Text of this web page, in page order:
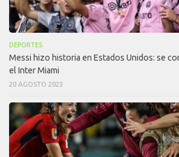
DEPORTES
Messi hizo historia en Estados Unidos: se
el Inter Miami
20 AGOSTO 2023